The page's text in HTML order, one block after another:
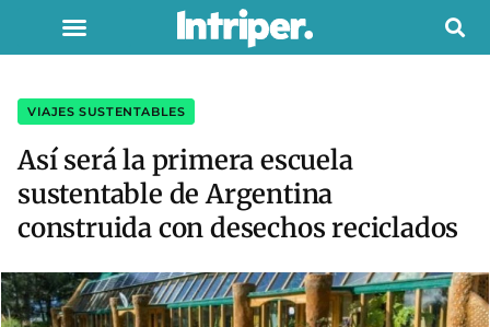
VIAJES SUSTENTABLES
Así será la primera escuela
sustentable de Argentina
construida con desechos reciclados